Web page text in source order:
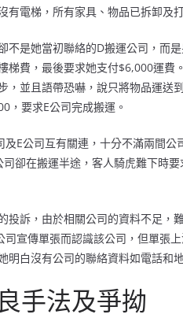
有電梯，所有家具、物品已拆卸及
不是她當初聯絡的D搬運公司，而
梯費，最後要求她支付$6,000運費
，並且語帶恐嚇，說只將物品運送
，要求E公司完成搬運。
及E公司互有關連，十分不滿兩間
司卻在搬運半途，客人騎虎難下時
投訴，由於相關公司的資料不足，
司宣傳單張而認識該公司，但單張
明白沒有公司的聯絡資料如電話和
手法及爭拗